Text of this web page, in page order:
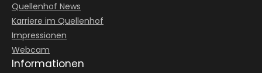
Quellenhof News
Karriere im Quellenhof
Impressionen
Webcam
Informationen